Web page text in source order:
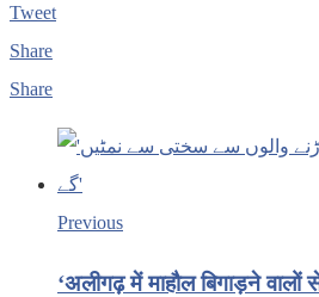
Tweet
Share
Share
Previous
‘अलीगढ़ में माहौल बिगाड़ने